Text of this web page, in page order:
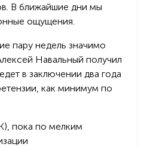
В ближайшие дни мы
ощущения.
пару недель значимо
Навальный получил
в заключении два года
как минимум по
пока по мелким